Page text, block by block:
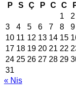
P
S Ç P C C
1
2
3
4 5 6 7 8
9
10 11 12 13 14 15
17 18 19 20 21 22
24 25 26 27 28 29
31
« Nis